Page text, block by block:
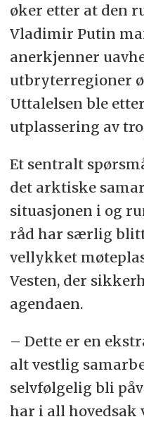
øker etter at den
Vladimir Putin
anerkjenner
utbryterregioner
Uttalelsen ble
utplassering av
Et sentralt
det arktiske
situasjonen i og
råd har særlig
vellykket
Vesten, der
agendaen.
– Dette er en
alt vestlig
selvfølgelig bli
har i all